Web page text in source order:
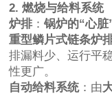
2. 燃烧与给料系统
炉排 ：锅炉的“心脏
重型鳞片式链条炉
排漏料少、运行平
性更广。
自动给料系统：由